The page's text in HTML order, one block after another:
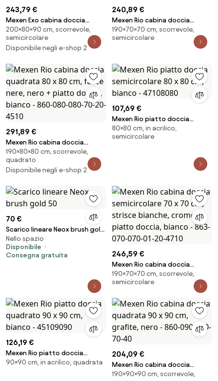
243,79 €
Mexen Exo cabina doccia
semicircolare asimmetrica
scorrevole 90 x 80 cm,
trasparente, nero - 8132-090-
200×80×90 cm, scorrevole,
semicircolare
Disponibile negli e-shop 2
240,89 €
Mexen Rio cabina doccia
semicircolare 70 x 70 cm,
trasparente, cromo + piatto
doccia Rio, bianco - 863-070-
190×70×70 cm, scorrevole,
semicircolare
291,89 €
Mexen Rio cabina doccia
quadrata 80 x 80 cm, fasce
nere, nero + piatto doccia,
bianco - 860-080-080-70-20-
190×80×80 cm, scorrevole,
quadrato
Disponibile negli e-shop 2
107,69 €
Mexen Rio piatto doccia
semicircolare 80 x 80 cm,
bianco - 47108080
80×80 cm, in acrilico,
semicircolare
70 €
Scarico lineare Neox brush gold
50
Nello spazio
Disponibile
Consegna gratuita
246,59 €
Mexen Rio cabina doccia
semicircolare 70 x 70 cm,
strisce bianche, cromo +
piatto doccia, bianco - 863-
070-070-01-20-4710
190×70×70 cm, scorrevole,
semicircolare
126,19 €
Mexen Rio piatto doccia
quadrato 90 x 90 cm, bianco -
90×90 cm, in acrilico, quadrata
204,09 €
Mexen Rio cabina doccia
quadrata 90 x 90 cm, grafite,
190×90×90 cm, scorrevole,